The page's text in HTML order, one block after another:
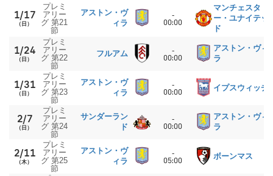
1/17
（日）
プレミ
アリー
グ 第21
節
アストン・ヴ
ィラ
-
00:00
マンチェスタ
ー・ユナイテッ
ド
1/24
（日）
プレミ
アリー
グ 第22
節
フルアム
-
00:00
アストン・ヴィ
ラ
1/31
（日）
プレミ
アリー
グ 第23
節
アストン・ヴ
ィラ
-
00:00
イプスウィッチ
2/7
（日）
プレミ
アリー
グ 第24
節
サンダーラン
ド
-
00:00
アストン・ヴィ
ラ
2/11
（木）
プレミ
アリー
グ 第25
節
アストン・ヴ
ィラ
-
05:00
ボーンマス